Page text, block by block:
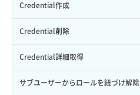
Credential作成
Credential削除
Credential詳細取得
サブユーザーからロールを紐づけ解除